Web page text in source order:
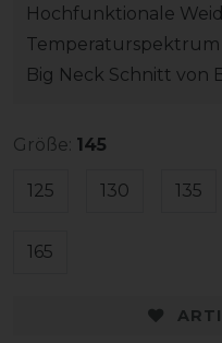
Hochfunktionale
Big Neck Schnitt von
Größe: 145
125 130 135
165